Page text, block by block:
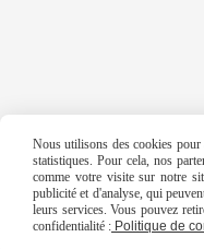
Nous utilisons des cookies
statistiques. Pour cela, nos
comme votre visite sur notre
publicité et d'analyse, qui
leurs services. Vous pouvez
confidentialité : Politique de